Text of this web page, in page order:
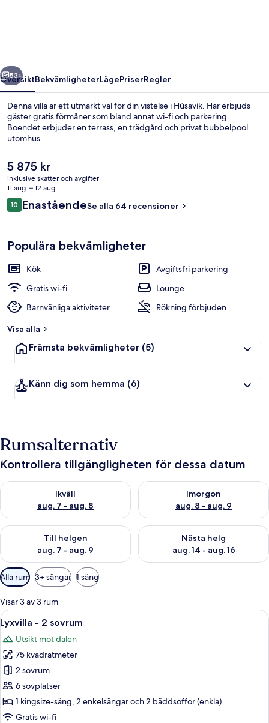
Exteriör
Nästa
53+
ÖversiktBekvämligheterLägePriserRegler
Denna villa är ett utmärkt val för din vistelse i Húsavík. Här erbjuds
gäster gratis förmåner som bland annat wi-fi och parkering.
Boendet erbjuder en terrass, en trädgård och privat bubbelpool
utomhus.
Det
nuvarande
priset
är
5 875 kr
5 875 kr
inklusive skatter och avgifter
11 aug. – 12 aug.
Recensioner
1010 av 10,
EnaståendeSe alla 64 recensioner
Populära bekvämligheter
Kök
Avgiftsfri parkering
Gratis wi-fi
Lounge
Barnvänliga aktiviteter
Rökning förbjuden
Visa alla
Främsta bekvämligheter (5)
Känn dig som hemma (6)
Rumsalternativ
Kontrollera tillgängligheten för dessa datum
Ikväll
aug. 7 - aug. 8
Kontrollera tillgängligheten för ikväll aug. 7 - aug. 8
Imorgon
aug. 8 - aug. 9
Kontrollera tillgängligheten
Till helgen
aug. 7 - aug. 9
Kontrollera tillgängligheten för den här helgen aug. 7 - aug. 9
Nästa helg
aug. 14 - aug. 16
Kontrollera tillgängligheten
Tillgängliga
filter
för
rum
Alla rum 3+ sängar 1 säng
Visar 3 av 3 rum
Öppna
alla
foton
för
Lyxvilla
-
2
sovrum
Ett sovrum med en väggpanel av
23
Lyxvilla - 2 sovrum
Utsikt mot dalen
75 kvadratmeter
2 sovrum
6 sovplatser
1 kingsize-säng, 2 enkelsängar och 2 bäddsoffor (enkla)
Gratis wi-fi